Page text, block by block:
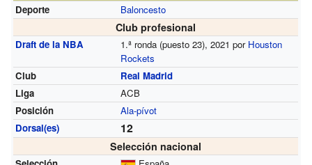
Deporte Baloncesto
Club profesional
Draft de la NBA 1.ª ronda (puesto 23), 2021 por Houston
Rockets
Club
Real Madrid
Liga
ACB
Posición
Ala-pívot
Dorsal(es)
12
Selección nacional